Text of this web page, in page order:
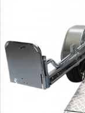
300-
Poids à vide
Longueur
Plancher :